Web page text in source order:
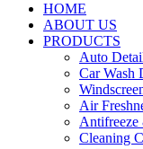
HOME
ABOUT US
PRODUCTS
Auto
Car Wash
Air
Antifreeze
Cleaning